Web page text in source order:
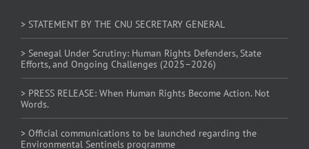
> STATEMENT BY THE CNU SECRETARY GENERAL
> Senegal Under Scrutiny: Human Rights Defenders, State
Efforts, and Ongoing Challenges (2025–2026)
> PRESS RELEASE: When Human Rights Become Action. Not
Words.
> Official communications to be launched regarding the
Environmental Sentinels programme